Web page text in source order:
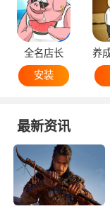
全名店长
安装
最新资讯